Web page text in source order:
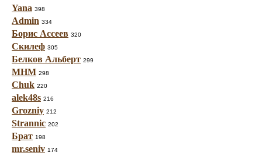
Yana 398
Admin 334
Борис Ассеев 320
Скилеф 305
Белков Альберт 299
МНМ 298
Chuk 220
alek48s 216
Grozniy 212
Strannic 202
Брат 198
mr.seniv 174